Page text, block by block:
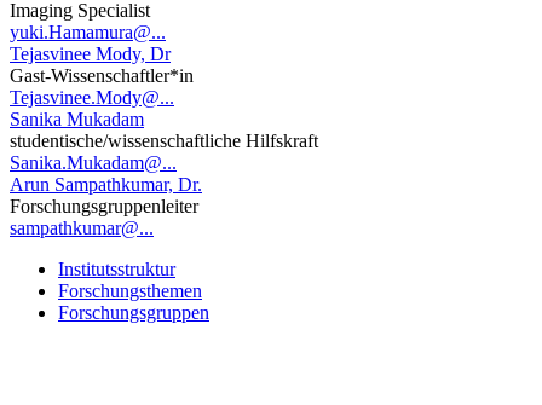
Imaging Specialist
yuki.Hamamura@...
Tejasvinee Mody, Dr
Gast-Wissenschaftler*in
Tejasvinee.Mody@...
Sanika Mukadam
studentische/wissenschaftliche Hilfskraft
Sanika.Mukadam@...
Arun Sampathkumar, Dr.
Forschungsgruppenleiter
sampathkumar@...
Institutsstruktur
Forschungsthemen
Forschungsgruppen